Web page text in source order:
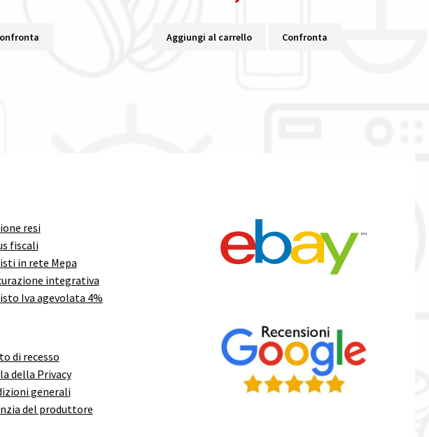
Aggiungi al carrello Confronta
resi
fiscali
in rete Mepa
integrativa
Iva agevolata 4%
di recesso
della Privacy
generali
del produttore